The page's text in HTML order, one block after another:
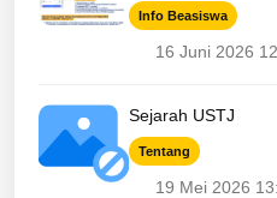
Info Beasiswa
16 Juni 2026
Sejarah USTJ
Tentang
19 Mei 2026